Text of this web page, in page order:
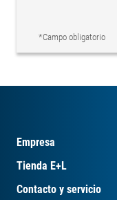
*Campo obligatorio
Empresa
Tienda E+L
Contacto y servicio